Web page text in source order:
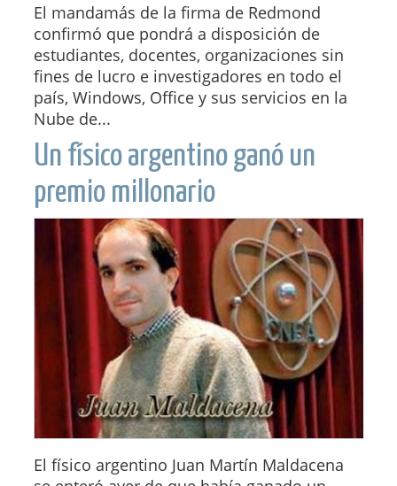
El mandamás de la firma de Redmond
confirmó que pondrá a disposición de
estudiantes, docentes, organizaciones sin
fines de lucro e investigadores en todo el
país, Windows, Office y sus servicios en la
Nube de...
Un físico argentino ganó un
premio millonario
El físico argentino Juan Martín Maldacena